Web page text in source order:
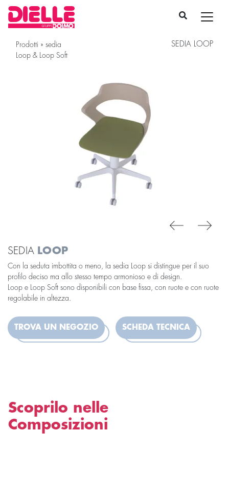
Prodotti » sedia
Loop & Loop Soft
SEDIA LOOP
SEDIA LOOP
Con la seduta imbottita o meno, la sedia Loop si distingue per il suo
profilo deciso ma allo stesso tempo armonioso e di design.
Loop e Loop Soft sono disponibili con base fissa, con ruote e con ruote
regolabile in altezza.
TROVA UN NEGOZIO SCHEDA TECNICA
Scoprilo nelle
Composizioni